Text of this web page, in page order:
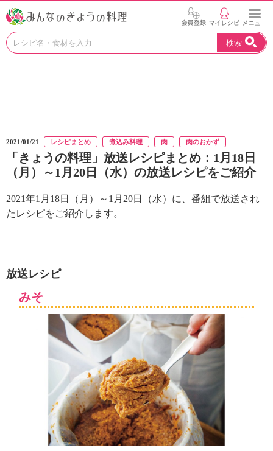
お
つ
け
よ
。
シ
ョ
ナ
「
み
ん
な
の
き
ょ
検索
2021/01/21 レシピまとめ 煮込み料理 肉 肉のおかず
「きょうの料理」放送レシピまとめ：1月18日
（月）～1月20日（水）の放送レシピをご紹介
2021年1月18日（月）～1月20日（水）に、番組で放送され
たレシピをご紹介します。
放送レシピ
みそ